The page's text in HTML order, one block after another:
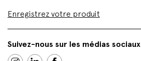
Enregistrez votre produit
Suivez-nous sur les médias sociaux